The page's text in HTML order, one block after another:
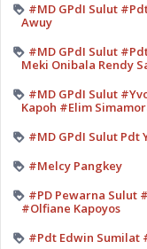
#MD GPdI Sulut
Awuy
#MD GPdI Sulut
Meki Onibala Rendy
#MD GPdI Sulut
Kapoh #Elim
#MD GPdI Sulut Pdt
#Melcy Pangkey
#PD Pewarna Sulut
#Olfiane Kapoyos
#Pdt Edwin Sumilat